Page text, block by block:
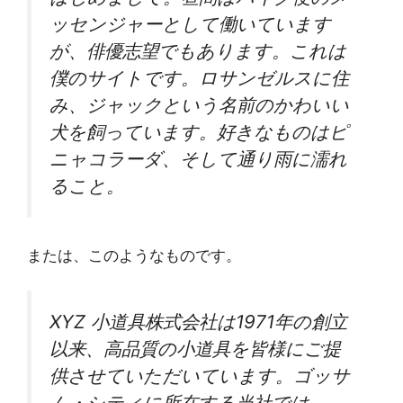
ッセンジャーとして働いています
が、俳優志望でもあります。これは
僕のサイトです。ロサンゼルスに住
み、ジャックという名前のかわいい
犬を飼っています。好きなものはピ
ニャコラーダ、そして通り雨に濡れ
ること。
または、このようなものです。
XYZ 小道具株式会社は1971年の創立
以来、高品質の小道具を皆様にご提
供させていただいています。ゴッサ